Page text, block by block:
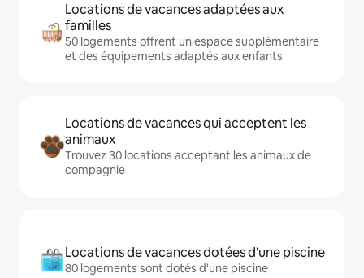
Locations de vacances adaptées aux
familles
50 logements offrent un espace supplémentaire
et des équipements adaptés aux enfants
Locations de vacances qui acceptent les
animaux
Trouvez 30 locations acceptant les animaux de
compagnie
Locations de vacances dotées d'une piscine
80 logements sont dotés d'une piscine